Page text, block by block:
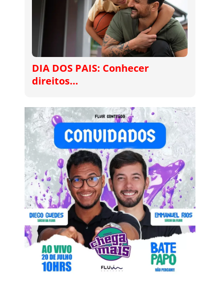
DIA DOS PAIS: Conhecer
direitos…